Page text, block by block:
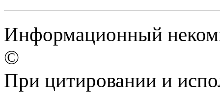
Информационный
©
При цитировании и